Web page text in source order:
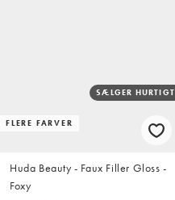
FLERE FARVER
SÆLGER HURTIGT
Huda Beauty - Faux Filler Gloss -
Foxy